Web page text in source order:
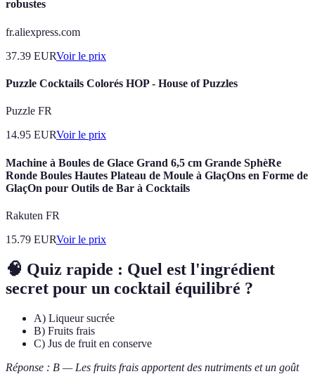
robustes
fr.aliexpress.com
37.39 EURVoir le prix
Puzzle Cocktails Colorés HOP - House of Puzzles
Puzzle FR
14.95 EURVoir le prix
Machine à Boules de Glace Grand 6,5 cm Grande SphèRe
Ronde Boules Hautes Plateau de Moule à GlaçOns en Forme de
GlaçOn pour Outils de Bar à Cocktails
Rakuten FR
15.79 EURVoir le prix
🧠 Quiz rapide : Quel est l'ingrédient
secret pour un cocktail équilibré ?
A) Liqueur sucrée
B) Fruits frais
C) Jus de fruit en conserve
Réponse : B — Les fruits frais apportent des nutriments et un goût